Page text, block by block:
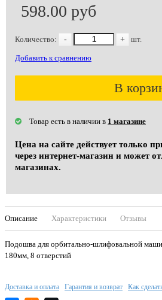
598.00 руб
Количество: - + шт.
Добавить к сравнению
В
Товар есть в наличии в 1 магазине
Цена на сайте действует только
через интернет-магазин и может
магазинах.
Описание Характеристики Отзывы
Подошва для орбитально-шлифовальной
180мм, 8 отверстий
Доставка и оплата Гарантия и возврат Как